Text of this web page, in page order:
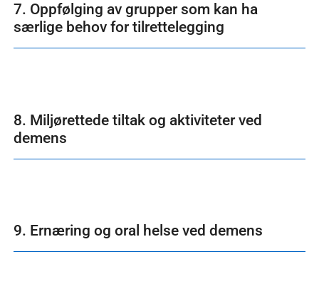
7. Oppfølging av grupper som kan ha
særlige behov for tilrettelegging
8. Miljørettede tiltak og aktiviteter ved
demens
9. Ernæring og oral helse ved demens